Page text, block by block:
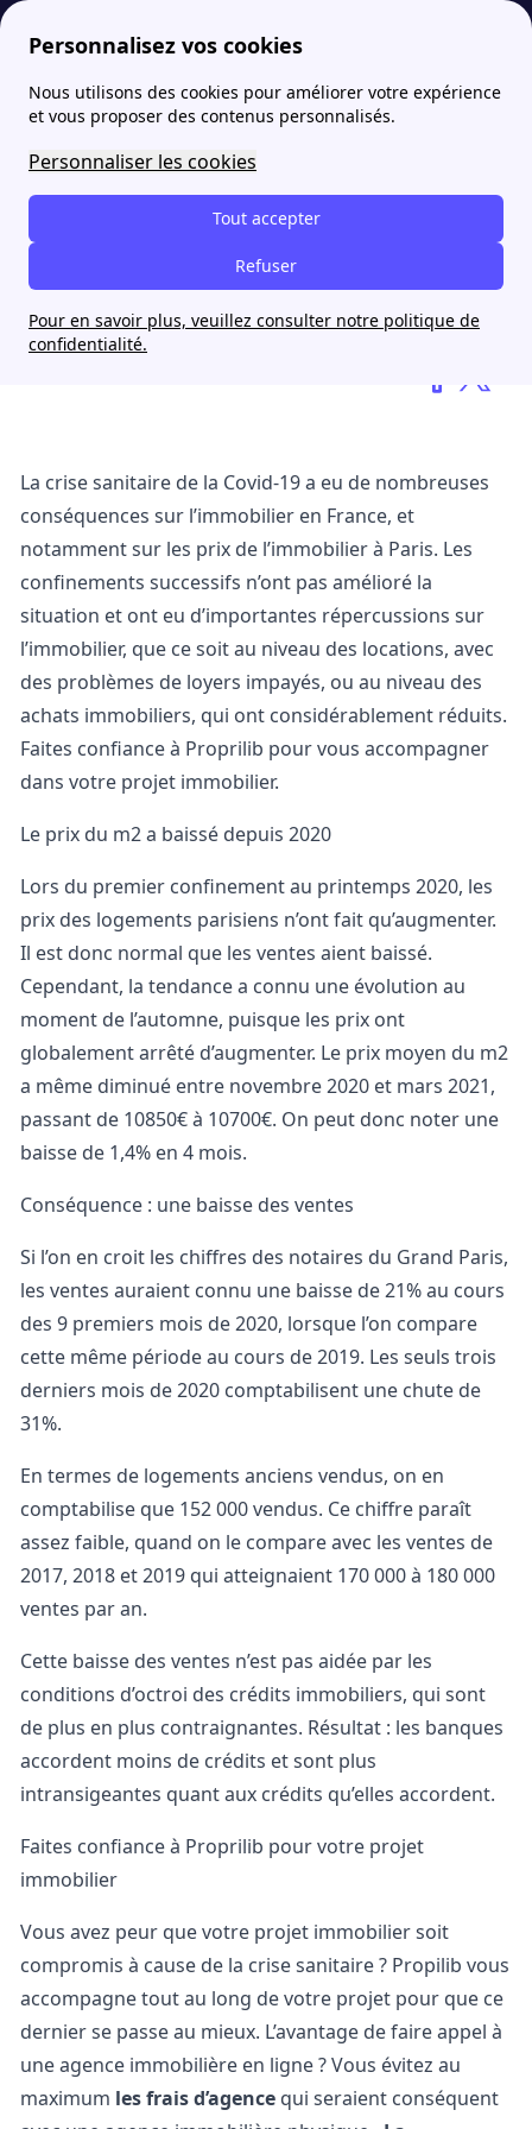
Personnalisez vos cookies
Nous utilisons des cookies pour améliorer votre expérience
et vous proposer des contenus personnalisés.
Personnaliser les cookies
Tout accepter
Refuser
Pour en savoir plus, veuillez consulter notre politique de
confidentialité.
papernest blog Les prix immobiliers à Paris évoluent avec la COVID-19
Les prix immobiliers à Paris
évoluent avec la COVID-19
Virgile Fanucci
6 novembre 2025
La crise sanitaire de la Covid-19 a eu de nombreuses
conséquences sur l’immobilier en France, et
notamment sur les prix de l’immobilier à Paris. Les
confinements successifs n’ont pas amélioré la
situation et ont eu d’importantes répercussions sur
l’immobilier, que ce soit au niveau des locations, avec
des problèmes de loyers impayés, ou au niveau des
achats immobiliers, qui ont considérablement réduits.
Faites confiance à Proprilib pour vous accompagner
dans votre projet immobilier.
Le prix du m2 a baissé depuis 2020
Lors du premier confinement au printemps 2020, les
prix des logements parisiens n’ont fait qu’augmenter.
Il est donc normal que les ventes aient baissé.
Cependant, la tendance a connu une évolution au
moment de l’automne, puisque les prix ont
globalement arrêté d’augmenter. Le prix moyen du m2
a même diminué entre novembre 2020 et mars 2021,
passant de 10850€ à 10700€. On peut donc noter une
baisse de 1,4% en 4 mois.
Conséquence : une baisse des ventes
Si l’on en croit les chiffres des notaires du Grand Paris,
les ventes auraient connu une baisse de 21% au cours
des 9 premiers mois de 2020, lorsque l’on compare
cette même période au cours de 2019. Les seuls trois
derniers mois de 2020 comptabilisent une chute de
31%.
En termes de logements anciens vendus, on en
comptabilise que 152 000 vendus. Ce chiffre paraît
assez faible, quand on le compare avec les ventes de
2017, 2018 et 2019 qui atteignaient 170 000 à 180 000
ventes par an.
Cette baisse des ventes n’est pas aidée par les
conditions d’octroi des crédits immobiliers, qui sont
de plus en plus contraignantes. Résultat : les banques
accordent moins de crédits et sont plus
intransigeantes quant aux crédits qu’elles accordent.
Faites confiance à Proprilib pour votre projet
immobilier
Vous avez peur que votre projet immobilier soit
compromis à cause de la crise sanitaire ? Propilib vous
accompagne tout au long de votre projet pour que ce
dernier se passe au mieux. L’avantage de faire appel à
uneagence immobilière en ligne? Vous évitez au
maximum les frais d’agence qui seraient conséquent